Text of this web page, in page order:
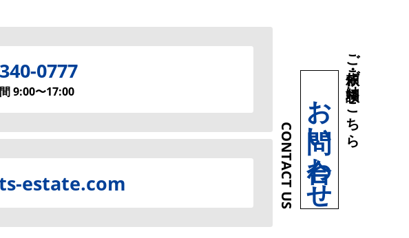
0777
9:00〜17:00
estate.com
ご依頼・ご相談はこちら
お問い合わせ
CONTACT US